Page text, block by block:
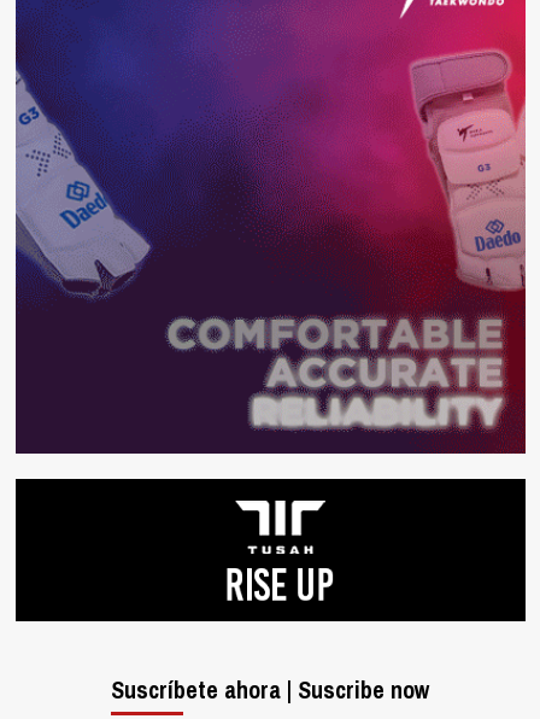
Suscríbete ahora | Suscribe now